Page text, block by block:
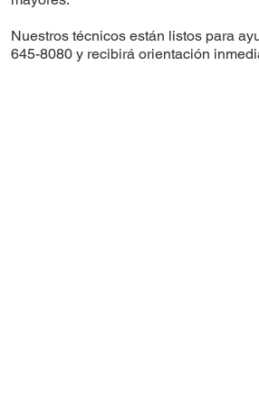
Nuestros técnicos están listos para
645-8080 y recibirá orientación